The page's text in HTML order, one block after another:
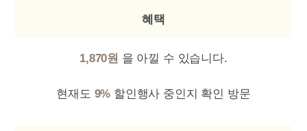
혜택
1,870원 을 아낄 수 있습니다.
현재도 9% 할인행사 중인지 확인 방문